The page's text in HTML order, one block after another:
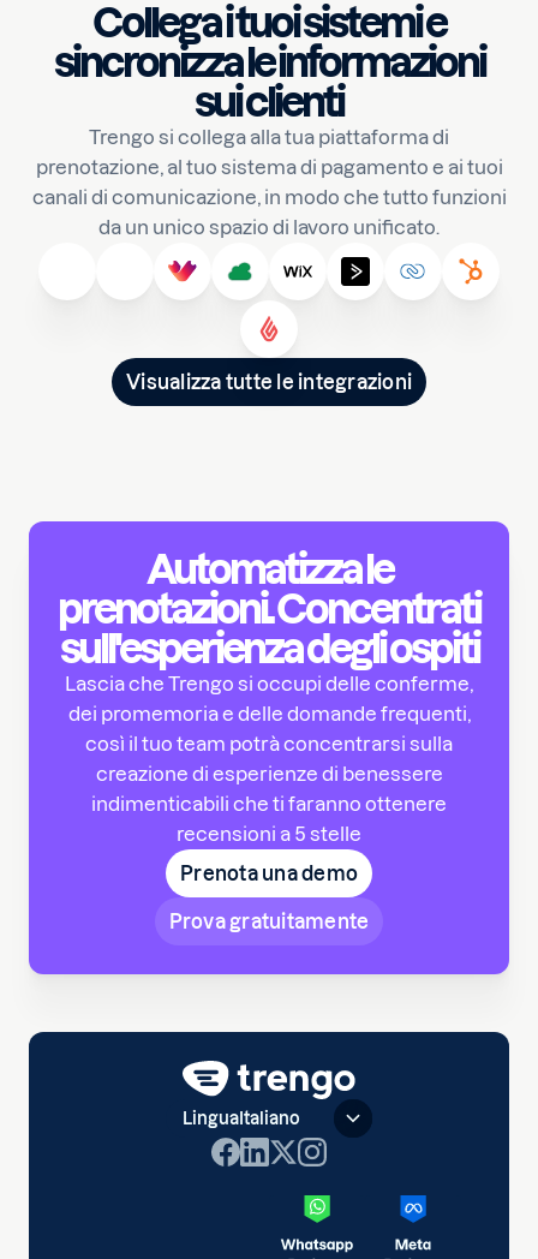
Collega i tuoi sistemi e
sincronizza le informazioni
sui clienti
Trengo si collega alla tua piattaforma di
prenotazione, al tuo sistema di pagamento e ai tuoi
canali di comunicazione, in modo che tutto funzioni
da un unico spazio di lavoro unificato.
Visualizza tutte le integrazioni
Automatizza le
prenotazioni. Concentrati
sull'esperienza degli ospiti
Lascia che Trengo si occupi delle conferme,
dei promemoria e delle domande frequenti,
così il tuo team potrà concentrarsi sulla
creazione di esperienze di benessere
indimenticabili che ti faranno ottenere
recensioni a 5 stelle
Prenota una demo
Prova gratuitamente
LinguaItaliano